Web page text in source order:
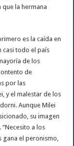
que la hermana
es la caída en
casi todo el país
de los
de
por las
y el malestar de los
Aunque Milei
su imagen
a los
el peronismo,